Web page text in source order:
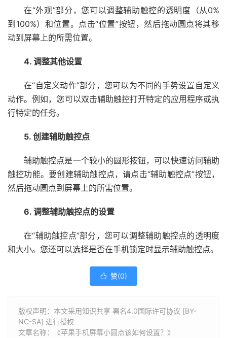
在“外观”部分，您可以调整辅助触控的透明度（从0%
到100%）和位置。点击“位置”按钮，然后拖动圆点将其移
动到屏幕上的所需位置。
4. 调整其他设置
在“自定义动作”部分，您可以为不同的手势设置自定义
动作。例如，您可以双击辅助触控打开特定的应用程序或执
行特定的任务。
5. 创建辅助触控点
辅助触控点是一个较小的圆形按钮，可以快速访问辅助
触控功能。要创建辅助触控点，请点击“辅助触控点”按钮，
然后拖动圆点到屏幕上的所需位置。
6. 调整辅助触控点的设置
在“辅助触控点”部分，您可以调整辅助触控点的透明度
和大小。您还可以选择是否在手机锁定时显示辅助触控点。
 赞(0)
版权声明：本文采用知识共享 署名4.0国际许可协议 [BY-
NC-SA] 进行授权
文章名称：《苹果手机屏幕小圆点该如何设置？》